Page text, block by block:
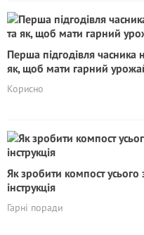
Перша підгодівля часника
як, щоб мати гарний
Корисно
Як зробити компост
інструкція
Гарні поради